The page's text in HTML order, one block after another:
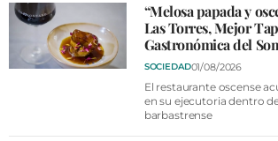
“Melosa papada y
Las Torres, Mejor
Gastronómica del
SOCIEDAD01/08/2026
El restaurante oscense
en su ejecutoria dentro
barbastrense